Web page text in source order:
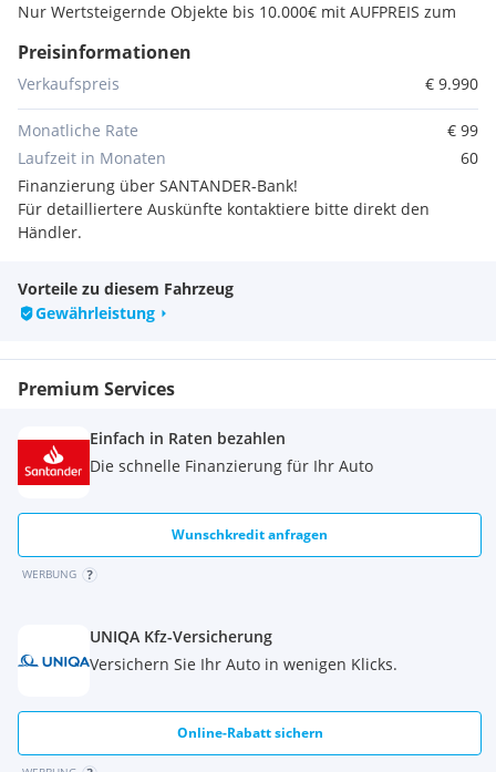
Nur Wertsteigernde Objekte bis 10.000€ mit AUFPREIS zum
Wir stehen Ihnen jederzeit für Fragen telefonisch zur
Verfügung -!
Vorbehaltlich Irrtümer, Schreibfehler, Inseratfehler und
Zwischenverkauf
Preisinformationen
Verkaufspreis € 9.990
Monatliche Rate
€ 99
Laufzeit in Monaten
60
Finanzierung über SANTANDER-Bank!
Für detailliertere Auskünfte kontaktiere bitte direkt den
Händler.
Vorteile zu diesem Fahrzeug
Gewährleistung
Premium Services
Einfach in Raten bezahlen
Die schnelle Finanzierung für Ihr Auto
Wunschkredit anfragen
WERBUNG
UNIQA Kfz-Versicherung
Versichern Sie Ihr Auto in wenigen Klicks.
Online-Rabatt sichern